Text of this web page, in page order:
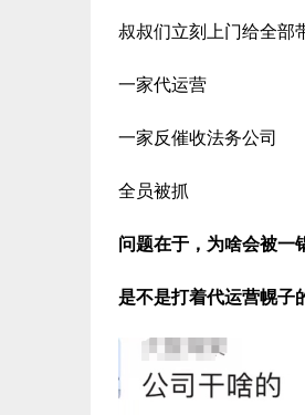
叔叔们立刻上门给全部
一家代运营
一家反催收法务公司
全员被抓
问题在于，为啥会被一
是不是打着代运营幌子